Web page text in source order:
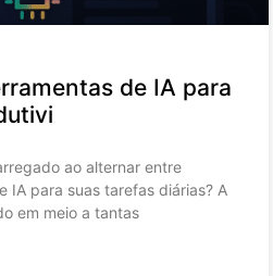
de IA para
ao alternar entre
IA para suas tarefas diárias? A
em meio a tantas